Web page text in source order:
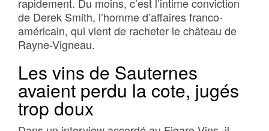
de Derek Smith, l’homme d’affaires franco-
américain, qui vient de racheter le château de
Rayne-Vigneau.
Les vins de Sauternes
avaient perdu la cote, jugés
trop doux